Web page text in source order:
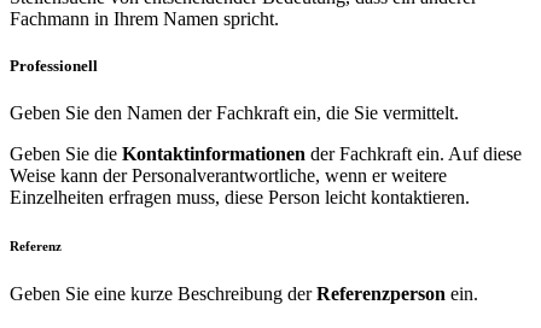
Fachmann in Ihrem Namen spricht.
Professionell
Geben Sie den Namen der Fachkraft ein, die Sie vermittelt.
Geben Sie die Kontaktinformationen der Fachkraft ein. Auf diese
Weise kann der Personalverantwortliche, wenn er weitere
Einzelheiten erfragen muss, diese Person leicht kontaktieren.
Referenz
Geben Sie eine kurze Beschreibung derReferenzperson ein.